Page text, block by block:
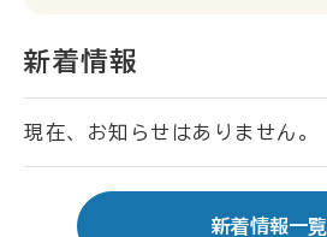
新着情報
現在、お知らせはありません。
新着情報一覧